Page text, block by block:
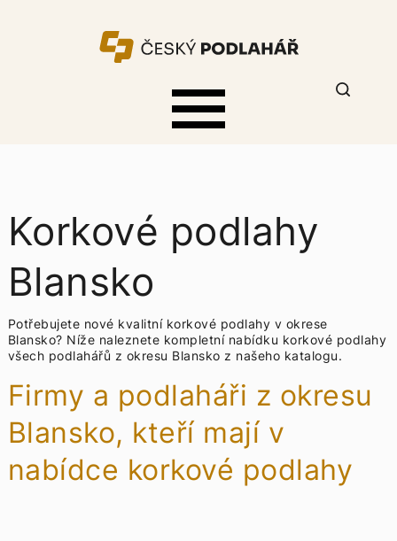
Korkové podlahy
Blansko
Potřebujete nové kvalitní korkové podlahy v okrese
Blansko? Níže naleznete kompletní nabídku korkové podlahy
všech podlahářů z okresu Blansko z našeho katalogu.
Firmy a podlaháři z okresu
Blansko, kteří mají v
nabídce korkové podlahy